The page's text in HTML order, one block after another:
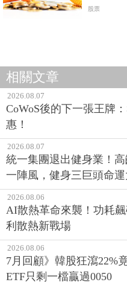
股票
相關文章
2026.08.07
CoWoS後的下一張王牌
惠！
2026.08.07
統一集團退出健身業！
一陣風，健身三巨頭命運
2026.08.06
AI散熱革命來襲！功耗
利散熱新戰場
2026.08.06
7月回顧》韓股狂瀉22%
ETF只剩一檔贏過0050